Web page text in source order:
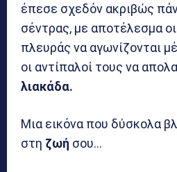
έπεσε σχεδόν ακριβώς
σέντρας, με αποτέλεσμα
πλευράς να αγωνίζονται
οι αντίπαλοί τους να
λιακάδα.
Μια εικόνα που δύσκολα
στη ζωή σου…